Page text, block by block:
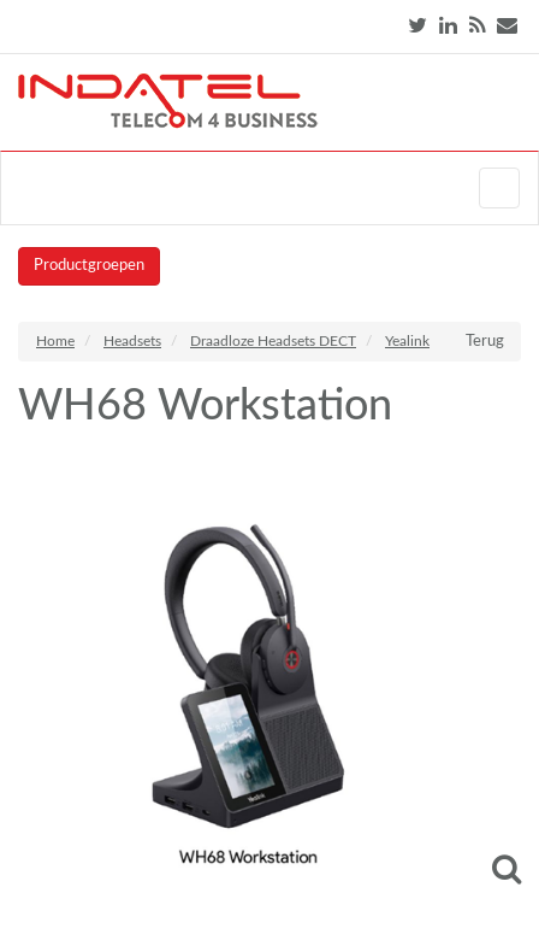
Productgroepen
Terug
Home Headsets Draadloze Headsets DECT Yealink
WH68 Workstation